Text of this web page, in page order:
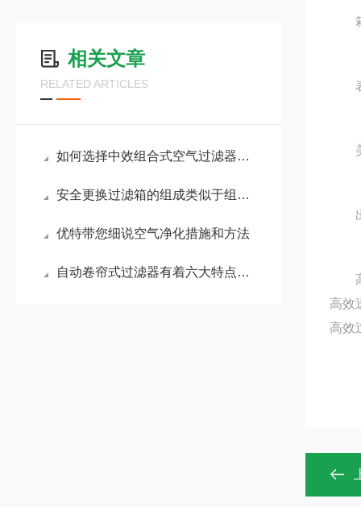
相关文章
RELATED ARTICLES
如何选择中效组合式空气过滤器的类型？
安全更换过滤箱的组成类似于组合式空调机组
优特带您细说空气净化措施和方法
自动卷帘式过滤器有着六大特点，你知道哪几点？
箱
表
美
出
高
高效
高效